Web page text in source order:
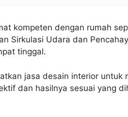
kompeten dengan rumah
Sirkulasi Udara dan
tinggal.
jasa desain interior untuk
dan hasilnya sesuai yang